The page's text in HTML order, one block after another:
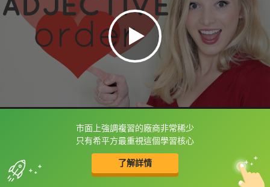
市面上強調複習的廠商非常稀少
只有希平方最重視這個學習核心
了解詳情
框選或點兩下字幕可以直接查字典喔！
收錄佳句 中
英